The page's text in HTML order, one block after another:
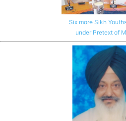
Six more Sikh
under Pretext of